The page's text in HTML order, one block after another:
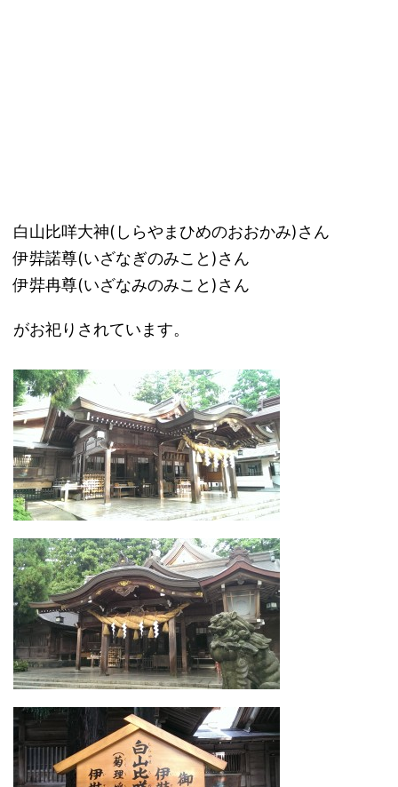
白山比咩大神(しらやまひめのおおかみ)さん
伊弉諾尊(いざなぎのみこと)さん
伊弉冉尊(いざなみのみこと)さん
がお祀りされています。